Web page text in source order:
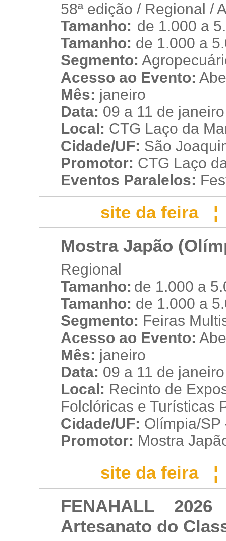
58ª edição / Regional /
Tamanho: de 1.000 a
Tamanho: de 1.000 a
Segmento:
Acesso ao Evento:
Mês: janeiro
Data: 09 a 11 de
Local: CTG Laço da
Cidade/UF: São
Promotor: CTG Laço
Eventos Paralelos:
site da feira
Mostra Japão
Regional
Tamanho: de 1.000 a
Tamanho: de 1.000 a
Segmento: Feiras
Acesso ao Evento:
Mês: janeiro
Data: 09 a 11 de
Local: Recinto de
Folclóricas e Turísticas
Cidade/UF: Olímpia/SP
Promotor: Mostra
site da feira
FENAHALL
Artesanato do